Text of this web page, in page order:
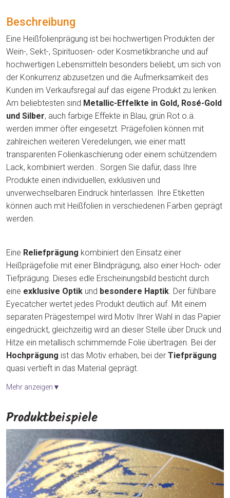
Beschreibung
Eine Heißfolienprägung ist bei hochwertigen Produkten der
Wein-, Sekt-, Spirituosen- oder Kosmetikbranche und auf
hochwertigen Lebensmitteln besonders beliebt, um sich von
der Konkurrenz abzusetzen und die Aufmerksamkeit des
Kunden im Verkaufsregal auf das eigene Produkt zu lenken.
Am beliebtesten sind Metallic-Effelkte in Gold, Rosé-Gold
und Silber, auch farbige Effekte in Blau, grün Rot o.ä.
werden immer öfter eingesetzt. Prägefolien können mit
zahlreichen weiteren Veredelungen, wie einer matt
transparenten Folienkaschierung oder einem schützendem
Lack, kombiniert werden.. Sorgen Sie dafür, dass Ihre
Produkte einen individuellen, exklusiven und
unverwechselbaren Eindruck hinterlassen. Ihre Etiketten
können auch mit Heißfolien in verschiedenen Farben geprägt
werden.
Eine Reliefprägung kombiniert den Einsatz einer
Heißprägefolie mit einer Blindprägung, also einer Hoch- oder
Tiefprägung. Dieses edle Erscheinungsbild besticht durch
eine exklusive Optik und besondere Haptik. Der fühlbare
Eyecatcher wertet jedes Produkt deutlich auf. Mit einem
separaten Prägestempel wird Motiv Ihrer Wahl in das Papier
eingedrückt, gleichzeitig wird an dieser Stelle über Druck und
Hitze ein metallisch schimmernde Folie übertragen. Bei der
Hochprägung ist das Motiv erhaben, bei der Tiefprägung
quasi vertieft in das Material geprägt.
Mehr anzeigen▼
Produktbeispiele